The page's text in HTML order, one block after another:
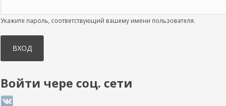
Укажите пароль, соответствующий вашему имени пользователя.
Войти чере соц. сети
Login with ВКонтакте